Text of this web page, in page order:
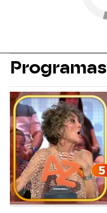
Programas